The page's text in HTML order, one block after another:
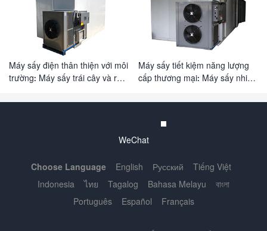
Máy sấy điện thân thiện với môi
trường: Máy sấy trái cây và rau
mục đích thương mại
Máy sấy tiết kiệm năng lượng
cấp thương mại: Máy sấy nhiều
và mơ
WeChat
Choose Language English Русский
Tiếng Việt
Indonesia
ไทย Tagalog Bahasa Melayu
বাংলা
Português
Español Français